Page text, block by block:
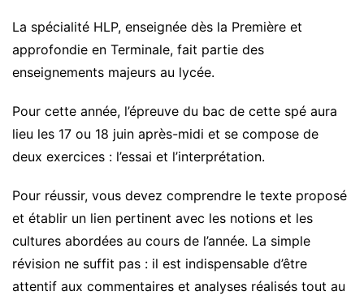
La spécialité HLP, enseignée dès la Première et
approfondie en Terminale, fait partie des
enseignements majeurs au lycée.
Pour cette année, l’épreuve du bac de cette spé aura
lieu les 17 ou 18 juin après-midi et se compose de
deux exercices : l’essai et l’interprétation.
Pour réussir, vous devez comprendre le texte proposé
et établir un lien pertinent avec les notions et les
cultures abordées au cours de l’année. La simple
révision ne suffit pas : il est indispensable d’être
attentif aux commentaires et analyses réalisés tout au